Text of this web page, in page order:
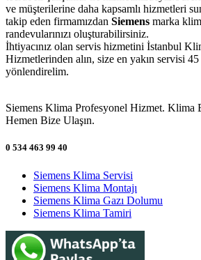
ve müşterilerine daha kapsamlı hizmetleri
takip eden firmamızdan Siemens marka
randevularınızı oluşturabilirsiniz.
İhtiyacınız olan servis hizmetini İstanbul
Hizmetlerinden alın, size en yakın servisi
yönlendirelim.
Siemens Klima Profesyonel Hizmet. Klima
Hemen Bize Ulaşın.
0 534 463 99 40
Siemens Klima Servisi
Siemens Klima Montajı
Siemens Klima Gazı Dolumu
Siemens Klima Tamiri